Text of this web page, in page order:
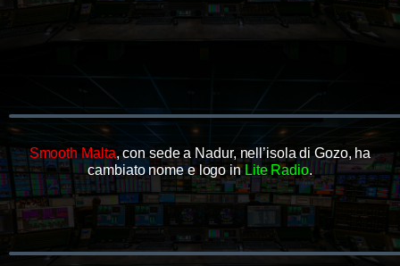
Smooth Malta, con sede a Nadur, nell’isola di Gozo, ha
cambiato nome e logo inLite Radio.